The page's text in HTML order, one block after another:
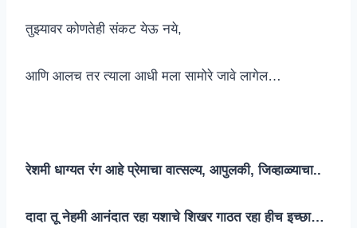
तुझ्यावर कोणतेही संकट येऊ नये,
आणि आलच तर त्याला आधी मला सामोरे जावे लागेल…
रेशमी धाग्यत रंग आहे प्रेमाचा वात्सल्य, आपुलकी, जिव्हाळ्याचा..
दादा तू नेहमी आनंदात रहा यशाचे शिखर गाठत रहा हीच इच्छा…